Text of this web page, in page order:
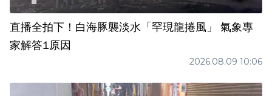
直播全拍下！白海豚襲淡水「罕現龍捲風」 氣象專
家解答1原因
2026.08.09 10:06